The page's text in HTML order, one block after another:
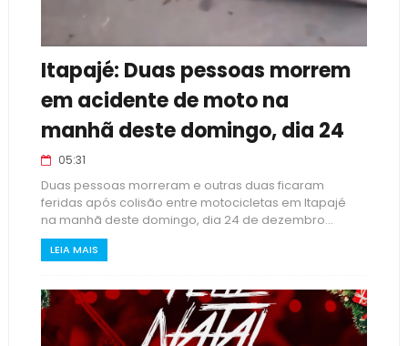
Itapajé: Duas pessoas morrem
em acidente de moto na
manhã deste domingo, dia 24
05:31
Duas pessoas morreram e outras duas ficaram
feridas após colisão entre motocicletas em Itapajé
na manhã deste domingo, dia 24 de dezembro...
LEIA MAIS